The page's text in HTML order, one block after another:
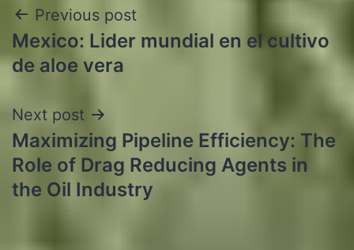
Post
navigation
Previous post
Mexico: Lider mundial en el cultivo
de aloe vera
Next post
Maximizing Pipeline Efficiency: The
Role of Drag Reducing Agents in
the Oil Industry